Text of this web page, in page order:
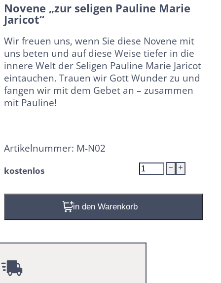
Novene „zur seligen Pauline Marie
Jaricot“
Wir freuen uns, wenn Sie diese Novene mit
uns beten und auf diese Weise tiefer in die
innere Welt der Seligen Pauline Marie Jaricot
eintauchen. Trauen wir Gott Wunder zu und
fangen wir mit dem Gebet an – zusammen
mit Pauline!
Artikelnummer: M-N02
kostenlos
Novene
"zur
Jaricot"
In den Warenkorb